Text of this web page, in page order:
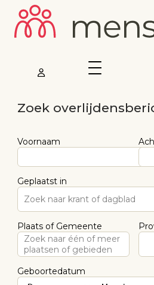
Zoek
Voornaam
Geplaatst in
Zoek naar krant of dagblad
Plaats of Gemeente
Zoek naar één of meer
plaatsen of gebieden
Geboortedatum